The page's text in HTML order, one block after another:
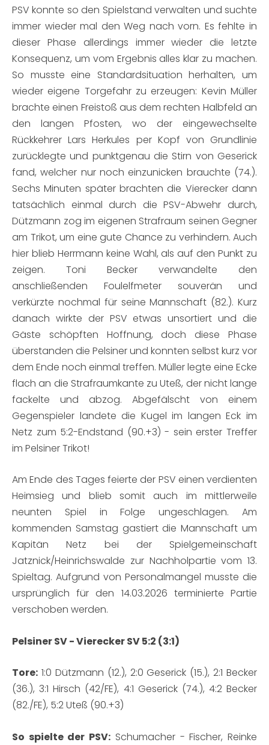
PSV konnte so den Spielstand verwalten und suchte
immer wieder mal den Weg nach vorn. Es fehlte in
dieser Phase allerdings immer wieder die letzte
Konsequenz, um vom Ergebnis alles klar zu machen.
So musste eine Standardsituation herhalten, um
wieder eigene Torgefahr zu erzeugen: Kevin Müller
brachte einen Freistoß aus dem rechten Halbfeld an
den langen Pfosten, wo der eingewechselte
Rückkehrer Lars Herkules per Kopf von Grundlinie
zurücklegte und punktgenau die Stirn von Geserick
fand, welcher nur noch einzunicken brauchte (74.).
Sechs Minuten später brachten die Vierecker dann
tatsächlich einmal durch die PSV-Abwehr durch,
Dützmann zog im eigenen Strafraum seinen Gegner
am Trikot, um eine gute Chance zu verhindern. Auch
hier blieb Herrmann keine Wahl, als auf den Punkt zu
zeigen. Toni Becker verwandelte den
anschließenden Foulelfmeter souverän und
verkürzte nochmal für seine Mannschaft (82.). Kurz
danach wirkte der PSV etwas unsortiert und die
Gäste schöpften Hoffnung, doch diese Phase
überstanden die Pelsiner und konnten selbst kurz vor
dem Ende noch einmal treffen. Müller legte eine Ecke
flach an die Strafraumkante zu Uteß, der nicht lange
fackelte und abzog. Abgefälscht von einem
Gegenspieler landete die Kugel im langen Eck im
Netz zum 5:2-Endstand (90.+3) - sein erster Treffer
im Pelsiner Trikot!
Am Ende des Tages feierte der PSV einen verdienten
Heimsieg und blieb somit auch im mittlerweile
neunten Spiel in Folge ungeschlagen. Am
kommenden Samstag gastiert die Mannschaft um
Kapitän Netz bei der Spielgemeinschaft
Jatznick/Heinrichswalde zur Nachholpartie vom 13.
Spieltag. Aufgrund von Personalmangel musste die
ursprünglich für den 14.03.2026 terminierte Partie
verschoben werden.
Pelsiner SV - Vierecker SV 5:2 (3:1)
Tore: 1:0 Dützmann (12.), 2:0 Geserick (15.), 2:1 Becker
(36.), 3:1 Hirsch (42/FE), 4:1 Geserick (74.), 4:2 Becker
(82./FE), 5:2 Uteß (90.+3)
So spielte der PSV: Schumacher - Fischer, Reinke